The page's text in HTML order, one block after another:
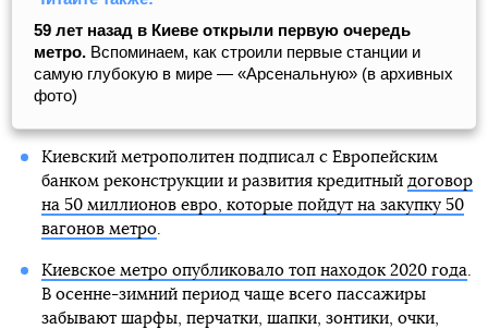
59 лет назад в Киеве открыли первую очередь
метро. Вспоминаем, как строили первые станции и
самую глубокую в мире — «Арсенальную» (в архивных
фото)
Киевский метрополитен подписал с Европейским
банком реконструкции и развития кредитный договор
на 50 миллионов евро, которые пойдут на закупку 50
вагонов метро.
Киевское метро опубликовало топ находок 2020 года.
В осенне-зимний период чаще всего пассажиры
забывают шарфы, перчатки, шапки, зонтики, очки,